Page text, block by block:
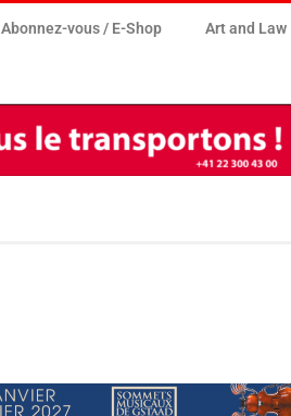
Abonnez-vous / E-Shop Art and Law